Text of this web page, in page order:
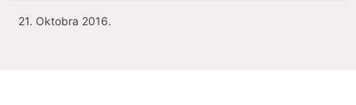
21. Oktobra 2016.